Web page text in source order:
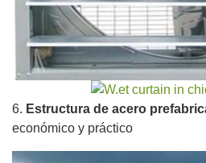
6. Estructura de acero
económico y práctico